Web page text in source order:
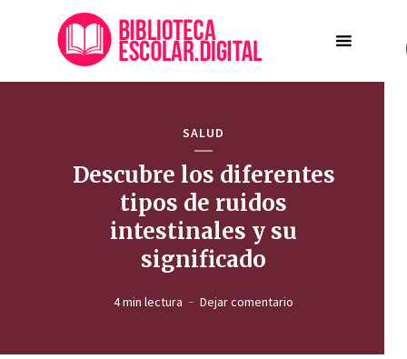
SALUD
Descubre los diferentes
tipos de ruidos
intestinales y su
significado
4 min lectura Dejar comentario